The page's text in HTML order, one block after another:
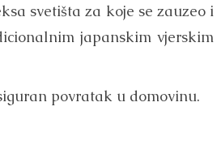
svetišta za koje se zauzeo i
japanskim vjerskim
povratak u domovinu.